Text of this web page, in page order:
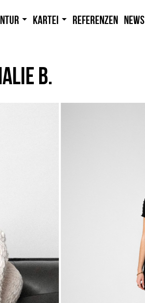
Kartei Referenzen News
B.